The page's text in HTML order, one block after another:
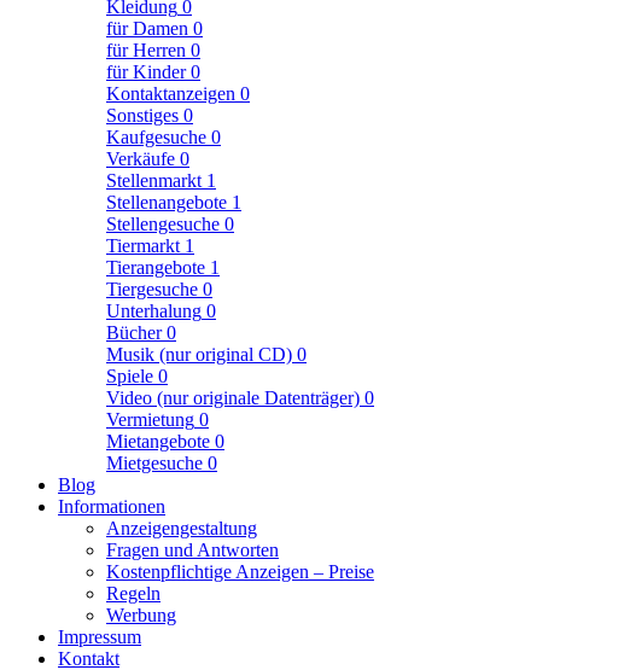
Kleidung 0
für Damen 0
für Herren 0
für Kinder0
Kontaktanzeigen 0
Sonstiges 0
Kaufgesuche 0
Verkäufe 0
Stellenmarkt 1
Stellenangebote 1
Stellengesuche 0
Tiermarkt 1
Tierangebote 1
Tiergesuche 0
Unterhalung 0
Bücher0
Musik (nur original CD) 0
Spiele 0
Video (nur originale Datenträger) 0
Vermietung 0
Mietangebote 0
Mietgesuche 0
Blog
Informationen
Anzeigengestaltung
Fragen und Antworten
Kostenpflichtige Anzeigen – Preise
Regeln
Werbung
Impressum
Kontakt